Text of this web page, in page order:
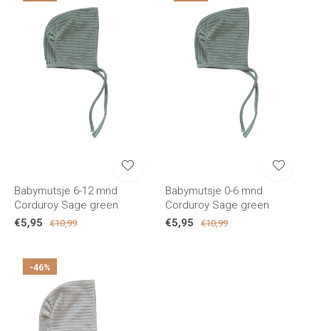
Babymutsje 6-12 mnd
Corduroy Sage green
€5,95
€10,99
Babymutsje 0-6 mnd
Corduroy Sage green
€5,95
€10,99
-46%